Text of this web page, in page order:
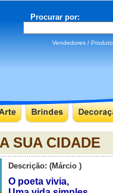
Procurar por:
Vendedores /
SUA CIDADE
Descrição: (Márcio )
O poeta vivia,